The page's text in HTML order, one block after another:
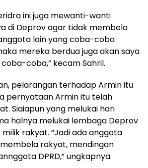
ini juga mewanti-wanti
di Deprov agar tidak membela
lain yang coba-coba
mereka berdua juga akan saya
coba,” kecam Sahril.
pelarangan terhadap Armin itu
pernyataan Armin itu telah
Siaiapun yang melukai hari
halnya melukai lembaga Deprov
rakyat. “Jadi ada anggota
rakyat, mendingan
DPRD,” ungkapnya.